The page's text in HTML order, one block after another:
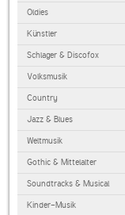
Oldies
Künstler
Schlager & Discofox
Volksmusik
Country
Jazz & Blues
Weltmusik
Gothic & Mittelalter
Soundtracks & Musical
Kinder-Musik